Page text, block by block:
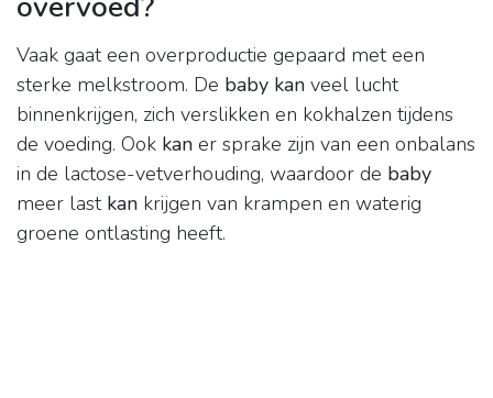
Vaak gaat een overproductie gepaard met een
sterke melkstroom. De baby kan veel lucht
binnenkrijgen, zich verslikken en kokhalzen tijdens
de voeding. Ook kan er sprake zijn van een onbalans
in de lactose-vetverhouding, waardoor de baby
meer last kan krijgen van krampen en waterig
groene ontlasting heeft.